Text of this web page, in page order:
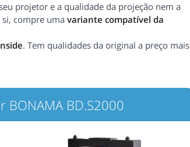
projetor e a qualidade da projeção nem a
compre uma variante compatível da
. Tem qualidades da original a preço mais
BONAMA BD.S2000